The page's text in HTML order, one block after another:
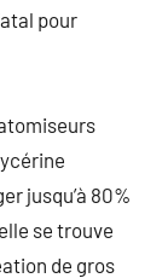
pour
jusqu’à 80%
se trouve
de gros